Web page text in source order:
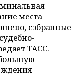
места
собранные
ТАСС.